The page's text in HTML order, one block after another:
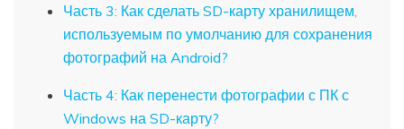
Часть 3: Как сделать SD-карту хранилищем,
используемым по умолчанию для сохранения
фотографий на Android?
Часть 4: Как перенести фотографии с ПК с
Windows на SD-карту?